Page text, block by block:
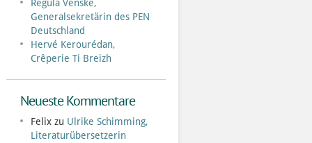
Regula Venske,
Generalsekretärin des PEN
Deutschland
Hervé Kerourédan,
Crêperie Ti Breizh
Neueste Kommentare
Felix zu Ulrike Schimming,
Literaturübersetzerin